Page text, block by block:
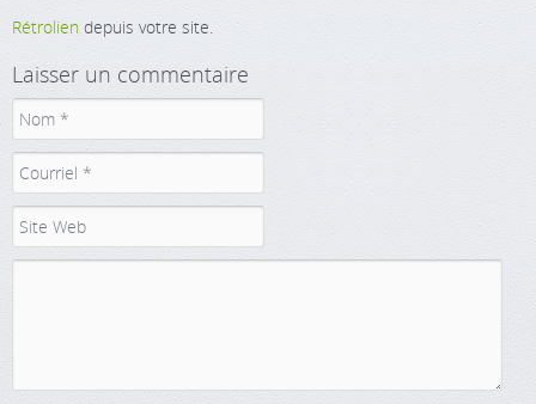
Rétrolien depuis votre site.
Laisser un commentaire